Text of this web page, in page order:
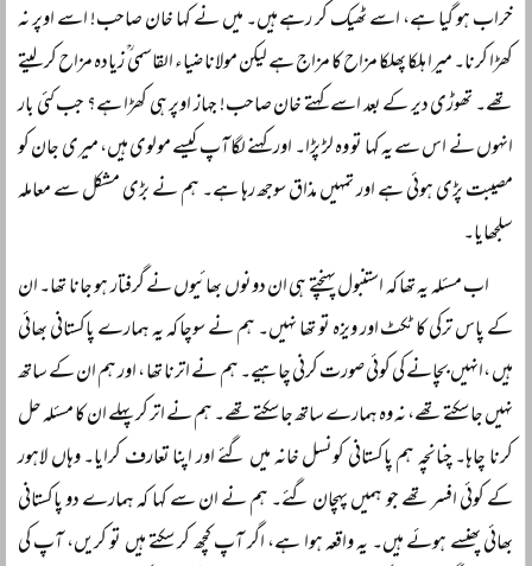
خراب ہو گیا ہے، اسے ٹھیک کر رہے ہیں۔ میں نے کہا خان صاحب! اسے اوپر نہ
کھڑا کرنا۔ میرا ہلکا پھلکا مزاح کا مزاج ہے لیکن مولانا ضیاء القاسمی ؒ زیادہ مزاح کر لیتے
تھے۔ تھوڑی دیر کے بعد اسے کہتے خان صاحب! جہاز اوپر ہی کھڑا ہے؟ جب کئی بار
انہوں نے اس سے یہ کہا تو وہ لڑ پڑا۔ اور کہنے لگا آپ کیسے مولوی ہیں، میری جان کو
مصیبت پڑی ہوئی ہے اور تمہیں مذاق سوجھ رہا ہے۔ ہم نے بڑی مشکل سے معاملہ
سلجھایا۔
اب مسئلہ یہ تھا کہ استنبول پہنچتے ہی ان دونوں بھائیوں نے گرفتار ہو جانا تھا۔ ان
کے پاس ترکی کا ٹکٹ اور ویزہ تو تھا نہیں۔ ہم نے سوچا کہ یہ ہمارے پاکستانی بھائی
ہیں ،انہیں بچانے کی کوئی صورت کرنی چاہیے۔ ہم نے اترنا تھا ، اور ہم ان کے ساتھ
نہیں جا سکتے تھے، نہ وہ ہمارے ساتھ جا سکتے تھے۔ ہم نے اتر کر پہلے ان کا مسئلہ حل
کرنا چاہا۔ چنانچہ ہم پاکستانی کونسل خانہ میں گئے اور اپنا تعارف کرایا۔ وہاں لاہور
کے کوئی افسر تھے جو ہمیں پہچان گئے۔ ہم نے ان سے کہا کہ ہمارے دو پاکستانی
بھائی پھنسے ہوئے ہیں۔ یہ واقعہ ہوا ہے، اگر آپ کچھ کر سکتے ہیں تو کریں، آپ کی